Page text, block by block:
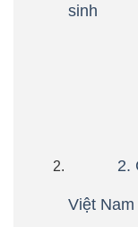
sinh
2.
Việt Nam